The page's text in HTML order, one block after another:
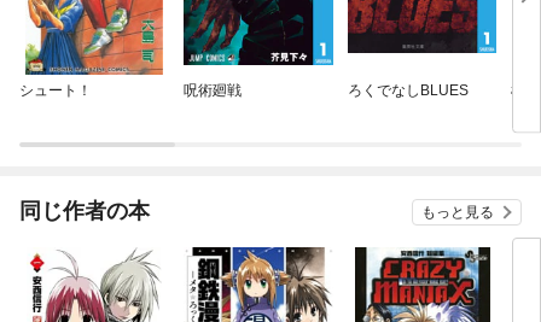
シュート！ 呪術廻戦 ろくでなしBLUES 桃
同じ作者の本 もっと見る